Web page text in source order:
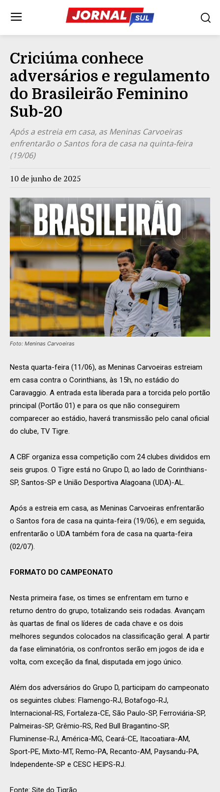
Criciúma conhece
adversários e regulamento
do Brasileirão Feminino
Sub-20
Após a estreia em casa, as Meninas Carvoeiras
enfrentarão o Santos fora de casa na quinta-feira
(19/06)
10 de junho de 2025
Foto: Meninas Carvoeiras
Nesta quarta-feira (11/06), as Meninas Carvoeiras estreiam
em casa contra o Corinthians, às 15h, no estádio do
Caravaggio. A entrada esta liberada para a torcida pelo portão
principal (Portão 01) e para os que não conseguirem
comparecer ao estádio, haverá transmissão pelo canal oficial
do clube, TV Tigre.
A CBF organiza essa competição com 24 clubes divididos em
seis grupos. O Tigre está no Grupo D, ao lado de Corinthians-
SP, Santos-SP e União Desportiva Alagoana (UDA)-AL.
Após a estreia em casa, as Meninas Carvoeiras enfrentarão
o Santos fora de casa na quinta-feira (19/06), e em seguida,
enfrentarão o UDA também fora de casa na quarta-feira
(02/07).
FORMATO DO CAMPEONATO
Nesta primeira fase, os times se enfrentam em turno e
returno dentro do grupo, totalizando seis rodadas. Avançam
às quartas de final os líderes de cada chave e os dois
melhores segundos colocados na classificação geral. A partir
da fase eliminatória, os confrontos serão em jogos de ida e
volta, com exceção da final, disputada em jogo único.
Além dos adversários do Grupo D, participam do campeonato
os seguintes clubes: Flamengo-RJ, Botafogo-RJ,
Internacional-RS, Fortaleza-CE, São Paulo-SP, Ferroviária-SP,
Palmeiras-SP, Grêmio-RS, Red Bull Bragantino-SP,
Fluminense-RJ, América-MG, Ceará-CE, Itacoatiara-AM,
Sport-PE, Mixto-MT, Remo-PA, Recanto-AM, Paysandu-PA,
Independente-SP e CESC HEIPS-RJ.